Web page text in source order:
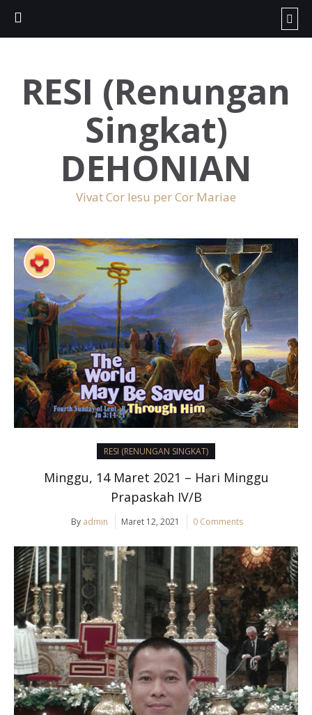
RESI (Renungan
Singkat)
DEHONIAN
Vivat Cor Iesu per Cor Mariae
RESI (RENUNGAN SINGKAT)
Minggu, 14 Maret 2021 – Hari Minggu
Prapaskah IV/B
By admin Maret 12, 2021 0 Comments